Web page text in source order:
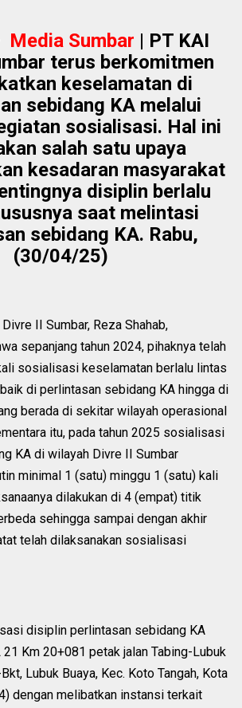
Media Sumbar | PT KAI
terus berkomitmen
keselamatan di
sebidang KA melalui
sosialisasi. Hal ini
salah satu upaya
kesadaran masyarakat
disiplin berlalu
saat melintasi
sebidang KA. Rabu,
(30/04/25)
II Sumbar, Reza Shahab,
sepanjang tahun 2024, pihaknya telah
sosialisasi keselamatan berlalu lintas
di perlintasan sebidang KA hingga di
berada di sekitar wilayah operasional
itu, pada tahun 2025 sosialisasi
KA di wilayah Divre II Sumbar
minimal 1 (satu) minggu 1 (satu) kali
dilakukan di 4 (empat) titik
sehingga sampai dengan akhir
telah dilaksanakan sosialisasi
disiplin perlintasan sebidang KA
Km 20+081 petak jalan Tabing-Lubuk
Lubuk Buaya, Kec. Koto Tangah, Kota
dengan melibatkan instansi terkait